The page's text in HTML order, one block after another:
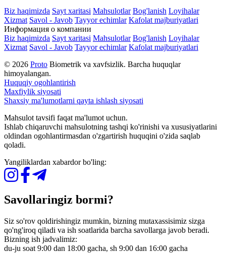
Biz haqimizda Sayt xaritasi Mahsulotlar Bog'lanish Loyihalar
Xizmat Savol - Javob Tayyor echimlar Kafolat majburiyatlari
Информация о компании
Biz haqimizda Sayt xaritasi Mahsulotlar Bog'lanish Loyihalar
Xizmat Savol - Javob Tayyor echimlar Kafolat majburiyatlari
© 2026 Proto Biometrik va xavfsizlik. Barcha huquqlar
himoyalangan.
Huquqiy ogohlantirish
Maxfiylik siyosati
Shaxsiy ma'lumotlarni qayta ishlash siyosati
Mahsulot tavsifi faqat ma'lumot uchun.
Ishlab chiqaruvchi mahsulotning tashqi ko'rinishi va xususiyatlarini
oldindan ogohlantirmasdan o'zgartirish huquqini o'zida saqlab
qoladi.
Yangiliklardan xabardor bo'ling:
Savollaringiz bormi?
Siz so'rov qoldirishingiz mumkin, bizning mutaxassisimiz sizga
qo'ng'iroq qiladi va ish soatlarida barcha savollarga javob beradi.
Bizning ish jadvalimiz:
du-ju soat 9:00 dan 18:00 gacha, sh 9:00 dan 16:00 gacha